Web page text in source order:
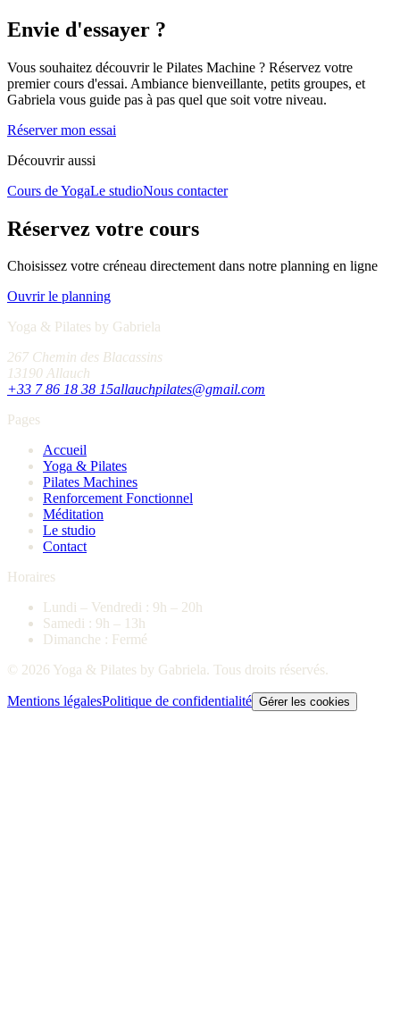
Envie d'essayer ?
Vous souhaitez découvrir le Pilates Machine ? Réservez votre
premier cours d'essai. Ambiance bienveillante, petits groupes, et
Gabriela vous guide pas à pas quel que soit votre niveau.
Réserver mon essai
Découvrir aussi
Cours de YogaLe studioNous contacter
Réservez votre cours
Choisissez votre créneau directement dans notre planning en ligne
Ouvrir le planning
Yoga & Pilates by Gabriela
267 Chemin des Blacassins
13190 Allauch
+33 7 86 18 38 15allauchpilates@gmail.com
Pages
Accueil
Yoga & Pilates
Pilates Machines
Renforcement Fonctionnel
Méditation
Le studio
Contact
Horaires
Lundi – Vendredi : 9h – 20h
Samedi : 9h – 13h
Dimanche : Fermé
© 2026 Yoga & Pilates by Gabriela. Tous droits réservés.
Mentions légalesPolitique de confidentialité Gérer les cookies